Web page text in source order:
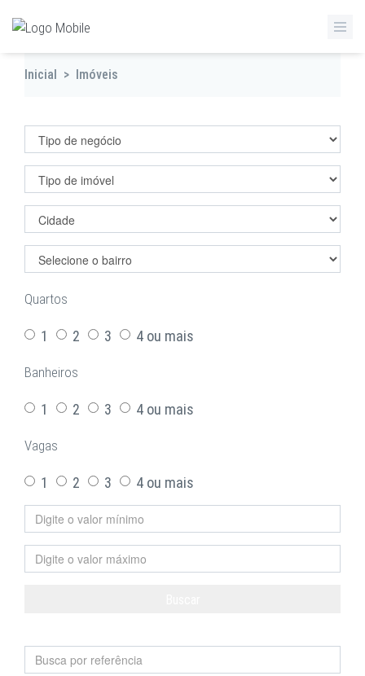
Inicial > Imóveis
Quartos
1 2 3 4 ou mais
Banheiros
1 2 3 4 ou mais
Vagas
1 2 3 4 ou mais